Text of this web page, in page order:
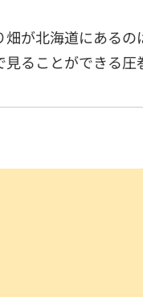
が北海道にあるの
ることができる圧